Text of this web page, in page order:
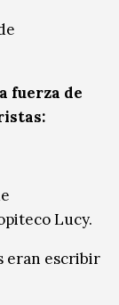
fuerza de
Lucy.
eran escribir